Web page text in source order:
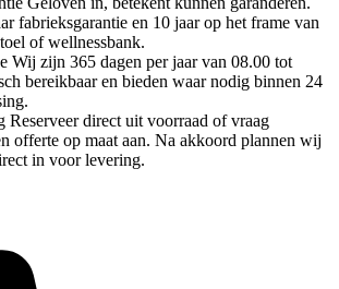
fabrieksgarantie en 10 jaar op het frame van
of wellnessbank.
Wij zijn 365 dagen per jaar van 08.00 tot
bereikbaar en bieden waar nodig binnen 24
Reserveer direct uit voorraad of vraag
offerte op maat aan. Na akkoord plannen wij
in voor levering.